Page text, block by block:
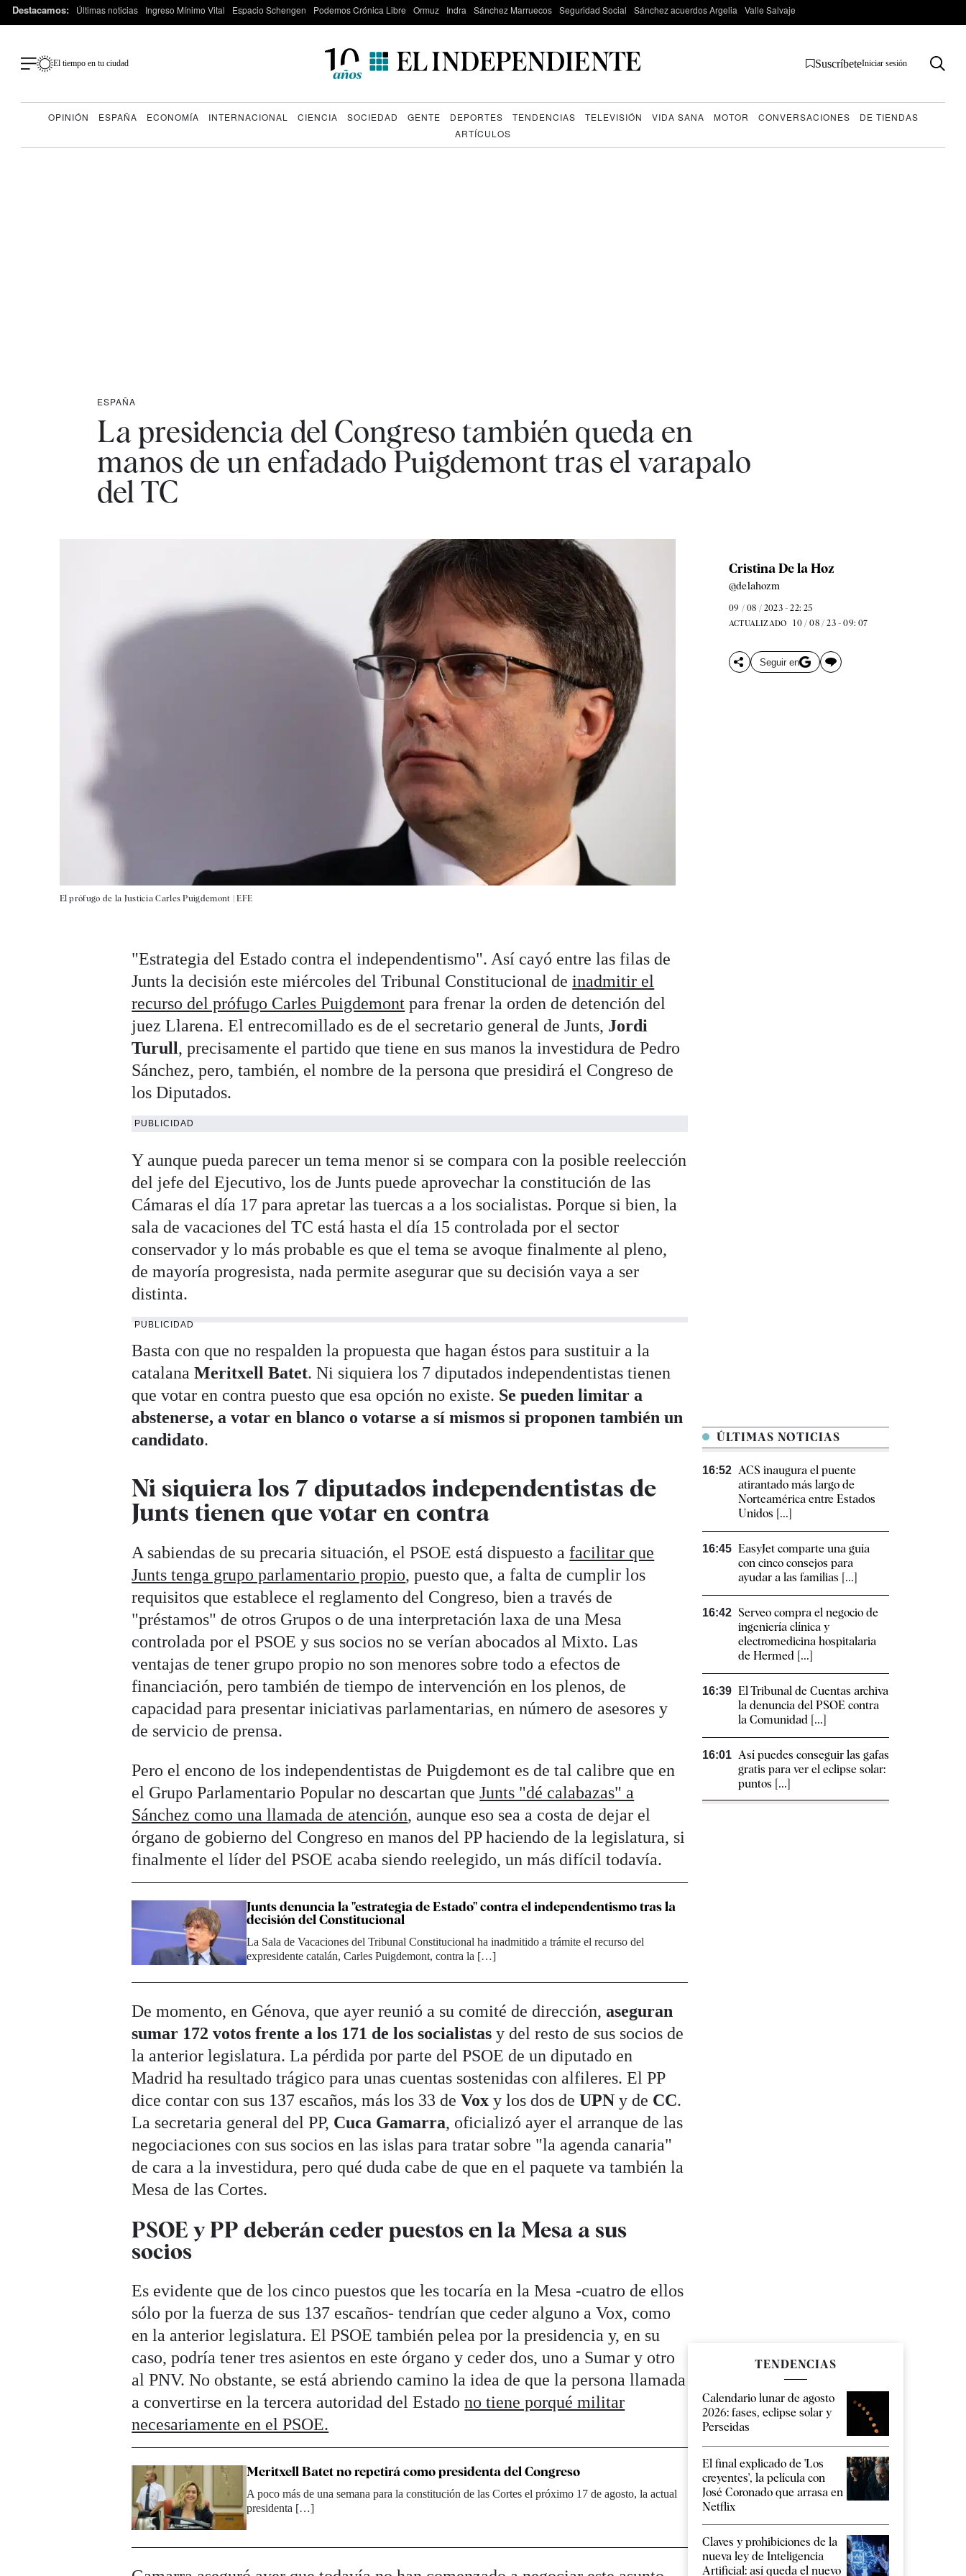
Destacamos: Últimas noticias Ingreso Mínimo Vital Espacio Schengen Podemos Crónica Libre Ormuz Indra Sánchez Marruecos Seguridad Social Sánchez acuerdos Argelia Valle Salvaje
El tiempo en tu ciudad SuscríbeteIniciar sesión
OPINIÓN ESPAÑA ECONOMÍA INTERNACIONAL CIENCIA SOCIEDAD GENTE DEPORTES TENDENCIAS TELEVISIÓN VIDA SANA MOTOR CONVERSACIONES
DE TIENDAS
ARTÍCULOS
ESPAÑA
La presidencia del Congreso también queda en
manos de un enfadado Puigdemont tras el varapalo
del TC
El prófugo de la Justicia Carles Puigdemont |EFE
Cristina De la Hoz
@delahozm
09 / 08 / 2023 - 22: 25
ACTUALIZADO 10 / 08 / 23 - 09: 07
Seguir en
"Estrategia del Estado contra el independentismo". Así cayó entre las filas de
Junts la decisión este miércoles del Tribunal Constitucional de inadmitir el
recurso del prófugo Carles Puigdemont para frenar la orden de detención del
juez Llarena. El entrecomillado es de el secretario general de Junts, Jordi
Turull , precisamente el partido que tiene en sus manos la investidura de Pedro
Sánchez, pero, también, el nombre de la persona que presidirá el Congreso de
los Diputados.
PUBLICIDAD
Y aunque pueda parecer un tema menor si se compara con la posible reelección
del jefe del Ejecutivo, los de Junts puede aprovechar la constitución de las
Cámaras el día 17 para apretar las tuercas a a los socialistas. Porque si bien, la
sala de vacaciones del TC está hasta el día 15 controlada por el sector
conservador y lo más probable es que el tema se avoque finalmente al pleno,
de mayoría progresista, nada permite asegurar que su decisión vaya a ser
distinta.
PUBLICIDAD
Basta con que no respalden la propuesta que hagan éstos para sustituir a la
catalanaMeritxell Batet. Ni siquiera los 7 diputados independentistas tienen
que votar en contra puesto que esa opción no existe. Se pueden limitar a
abstenerse, a votar en blanco o votarse a sí mismos si proponen también un
candidato.
Ni siquiera los 7 diputados independentistas de
Junts tienen que votar en contra
A sabiendas de su precaria situación, el PSOE está dispuesto afacilitar que
Junts tenga grupo parlamentario propio, puesto que, a falta de cumplir los
requisitos que establece el reglamento del Congreso, bien a través de
"préstamos" de otros Grupos o de una interpretación laxa de una Mesa
controlada por el PSOE y sus socios no se verían abocados al Mixto. Las
ventajas de tener grupo propio no son menores sobre todo a efectos de
financiación, pero también de tiempo de intervención en los plenos, de
capacidad para presentar iniciativas parlamentarias, en número de asesores y
de servicio de prensa.
Pero el encono de los independentistas de Puigdemont es de tal calibre que en
el Grupo Parlamentario Popular no descartan queJunts "dé calabazas" a
Sánchez como una llamada de atención, aunque eso sea a costa de dejar el
órgano de gobierno del Congreso en manos del PP haciendo de la legislatura, si
finalmente el líder del PSOE acaba siendo reelegido, un más difícil todavía.
Junts denuncia la "estrategia de Estado" contra el independentismo tras la
decisión del Constitucional
La Sala de Vacaciones del Tribunal Constitucional ha inadmitido a trámite el recurso del
expresidente catalán, Carles Puigdemont, contra la […]
De momento, en Génova, que ayer reunió a su comité de dirección,aseguran
sumar 172 votos frente a los 171 de los socialistas y del resto de sus socios de
la anterior legislatura. La pérdida por parte del PSOE de un diputado en
Madrid ha resultado trágico para unas cuentas sostenidas con alfileres. El PP
dice contar con sus 137 escaños, más los 33 deVox y los dos deUPN y de CC.
La secretaria general del PP, Cuca Gamarra, oficializó ayer el arranque de las
negociaciones con sus socios en las islas para tratar sobre "la agenda canaria"
de cara a la investidura, pero qué duda cabe de que en el paquete va también la
Mesa de las Cortes.
PSOE y PP deberán ceder puestos en la Mesa a sus
socios
Es evidente que de los cinco puestos que les tocaría en la Mesa -cuatro de ellos
sólo por la fuerza de sus 137 escaños- tendrían que ceder alguno a Vox, como
en la anterior legislatura. El PSOE también pelea por la presidencia y, en su
caso, podría tener tres asientos en este órgano y ceder dos, uno a Sumar y otro
al PNV. No obstante, se está abriendo camino la idea de que la persona llamada
a convertirse en la tercera autoridad del Estadono tiene porqué militar
necesariamente en el PSOE.
Meritxell Batet no repetirá como presidenta del Congreso
A poco más de una semana para la constitución de las Cortes el próximo 17 de agosto, la actual
presidenta […]
ÚLTIMAS NOTICIAS
16:52 ACS inaugura el puente
atirantado más largo de
Norteamérica entre Estados
Unidos [...]
16:45 EasyJet comparte una guía
con cinco consejos para
ayudar a las familias [...]
16:42 Serveo compra el negocio de
ingeniería clínica y
electromedicina hospitalaria
de Hermed [...]
16:39 El Tribunal de Cuentas archiva
la denuncia del PSOE contra
la Comunidad [...]
16:01 Así puedes conseguir las gafas
gratis para ver el eclipse solar:
puntos [...]
TENDENCIAS
Calendario lunar de agosto
2026: fases, eclipse solar y
Perseidas
El final explicado de 'Los
creyentes', la película con
José Coronado que arrasa en
Netflix
Claves y prohibiciones de la
nueva ley de Inteligencia
Artificial: así queda el nuevo